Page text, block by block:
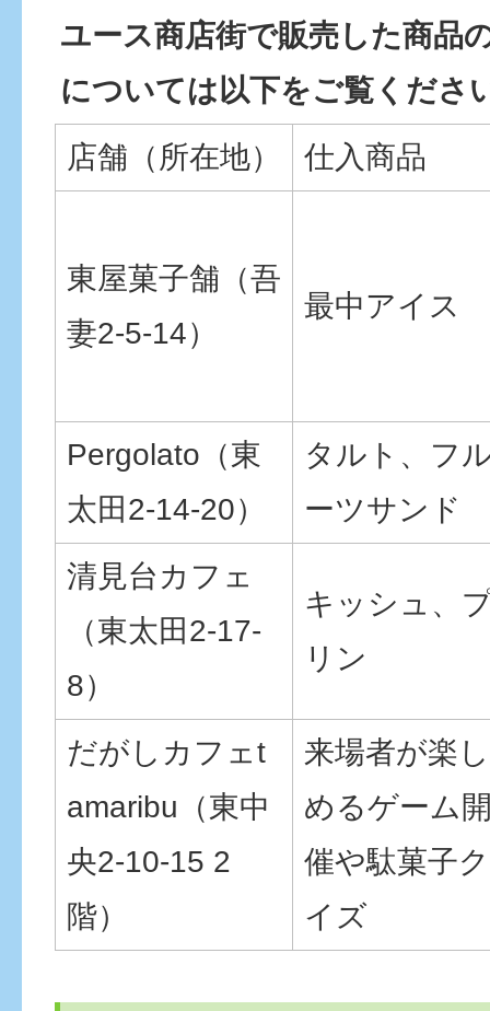
ユース商店街で販売した商品
については以下をご覧くださ
店舗（所在地）
仕入商品
東屋菓子舗（吾
妻2-5-14）
最中アイス
Pergolato（東
太田2-14-20）
タルト、フ
ーツサンド
清見台カフェ
（東太田2-17-
8）
キッシュ、
リン
だがしカフェt
amaribu（東中
央2-10-15 2
階）
来場者が楽し
めるゲーム
催や駄菓子ク
イズ